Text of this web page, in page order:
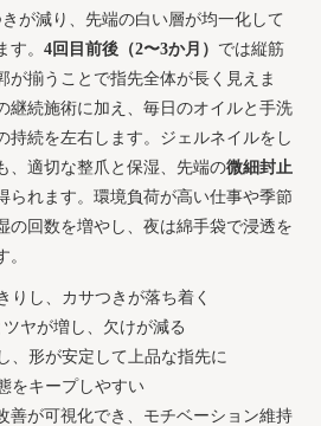
が減り、先端の白い層が均一化して
す。 4回目前後（2〜3か月） では縦筋
が揃うことで指先全体が長く見えま
継続施術に加え、毎日のオイルと手洗
持続を左右します。ジェルネイルをし
、適切な整爪と保湿、先端の微細封止
られます。環境負荷が高い仕事や季節
の回数を増やし、夜は綿手袋で浸透を
。
りし、カサつきが落ち着く
ヤが増し、欠けが減る
、形が安定して上品な指先に
をキープしやすい
善が可視化でき、モチベーション維持